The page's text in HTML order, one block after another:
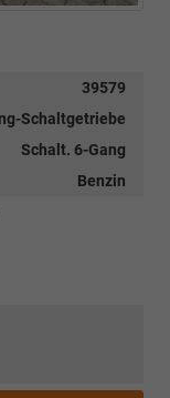
39579
Schaltgetriebe
Schalt. 6-Gang
Benzin